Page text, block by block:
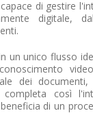
di gestire
digitale,
un unico flusso
dei
così
di un